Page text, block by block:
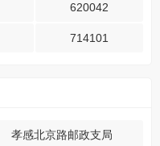
620042
714101
孝感北京路邮政支局